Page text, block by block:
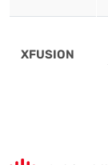
XFUSION